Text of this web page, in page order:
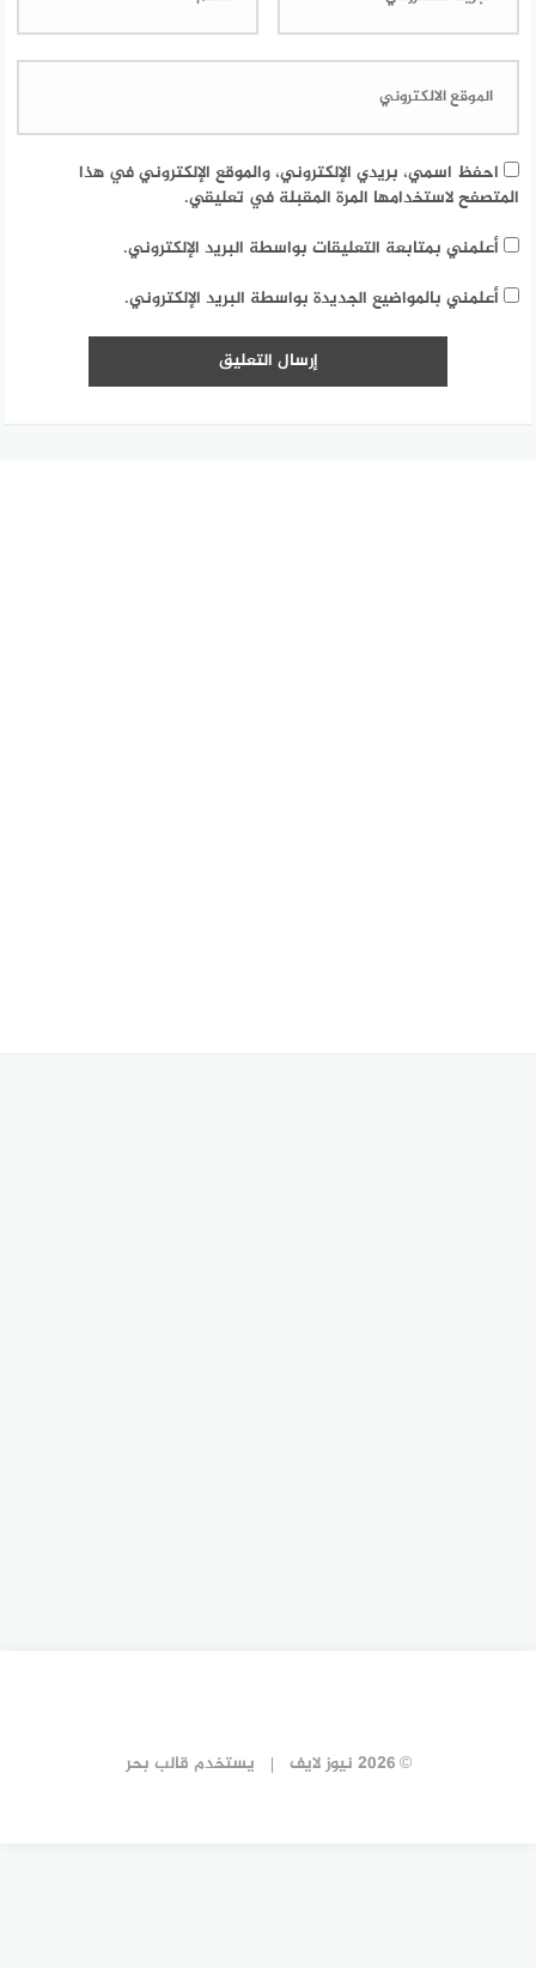
احفظ اسمي، بريدي الإلكتروني، والموقع الإلكتروني في هذا
المتصفح لاستخدامها المرة المقبلة في تعليقي.
أعلمني بمتابعة التعليقات بواسطة البريد الإلكتروني.
أعلمني بالمواضيع الجديدة بواسطة البريد الإلكتروني.
© 2026 نيوز لايف يستخدم قالب بحر